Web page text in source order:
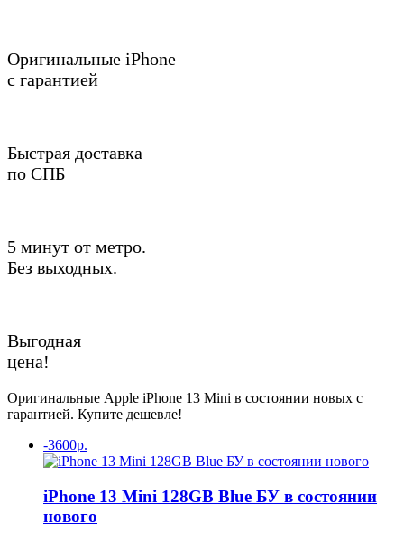
Оригинальные iPhone
с гарантией
Быстрая доставка
по СПБ
5 минут от метро.
Без выходных.
Выгодная
цена!
Оригинальные Apple iPhone 13 Mini в состоянии новых с
гарантией. Купите дешевле!
-3600р.
iPhone 13 Mini 128GB Blue БУ в состоянии
нового